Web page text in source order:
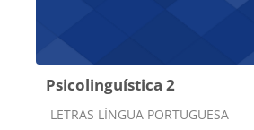
Psicolinguística 2
Categoria do curso
LETRAS LÍNGUA PORTUGUESA